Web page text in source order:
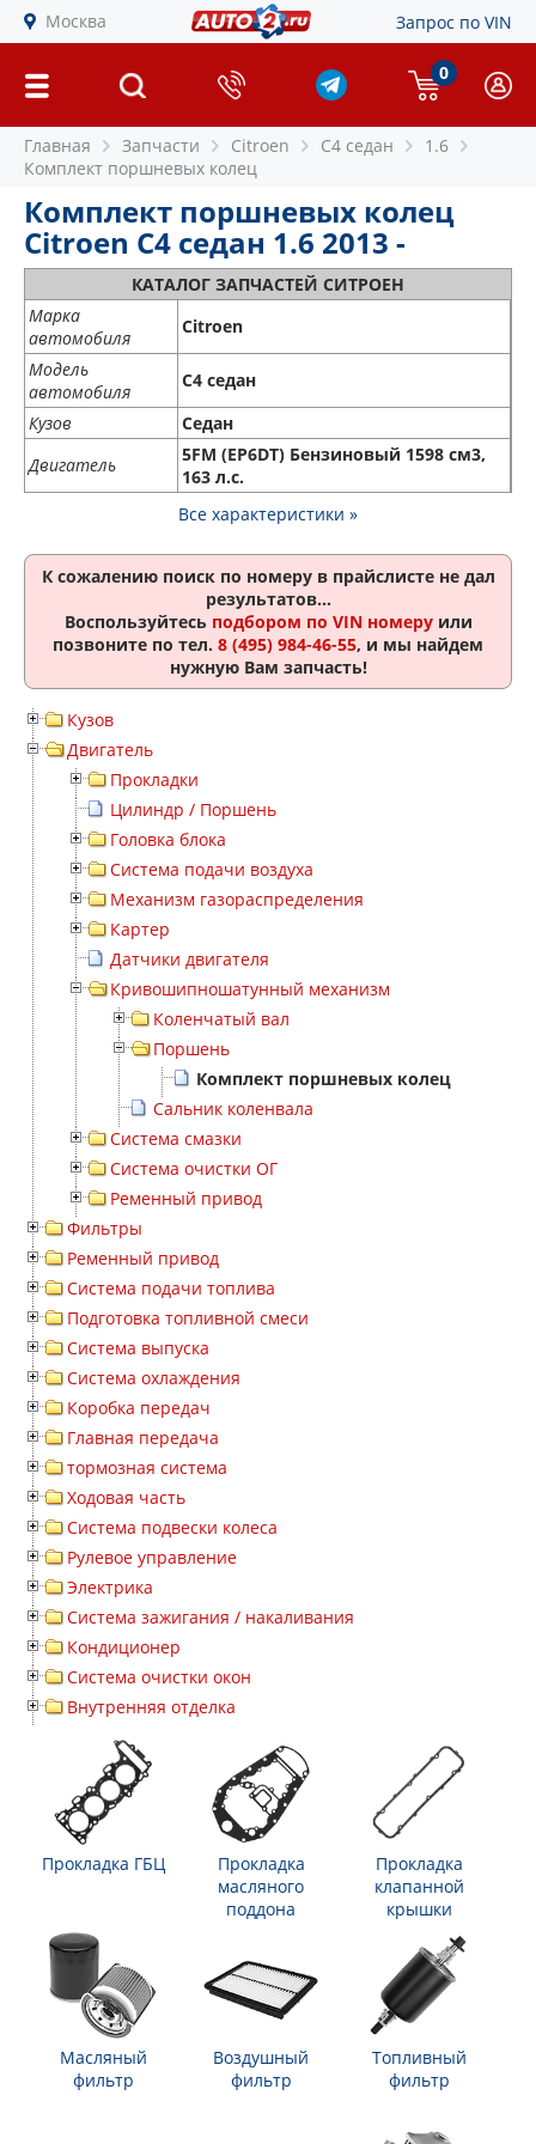
Москва Запрос по VIN
0
Главная Запчасти Citroen C4 седан
1.6
Комплект поршневых колец
Комплект поршневых колец
Citroen C4 седан 1.6 2013 -
КАТАЛОГ ЗАПЧАСТЕЙ СИТРОЕН
Марка
автомобиля
Citroen
Модель
автомобиля
C4 седан
Кузов
Седан
Двигатель
5FM (EP6DT) Бензиновый 1598 см3,
163 л.с.
Все характеристики »
К сожалению поиск по номеру в прайслисте не дал
результатов...
Воспользуйтесь подбором по VIN номеруили
позвоните по тел. 8 (495) 984-46-55, и мы найдем
нужную Вам запчасть!
Кузов
Двигатель
Прокладки
Цилиндр / Поршень
Головка блока
Система подачи воздуха
Механизм газораспределения
Картер
Датчики двигателя
Кривошипношатунный механизм
Коленчатый вал
Поршень
Комплект поршневых колец
Сальник коленвала
Система смазки
Система очистки ОГ
Ременный привод
Фильтры
Ременный привод
Система подачи топлива
Подготовка топливной смеси
Система выпуска
Система охлаждения
Коробка передач
Главная передача
тормозная система
Ходовая часть
Система подвески колеса
Рулевое управление
Электрика
Система зажигания / накаливания
Кондиционер
Система очистки окон
Внутренняя отделка
Прокладка ГБЦ
Прокладка
масляного
поддона
Прокладка
клапанной
крышки
Масляный
фильтр
Воздушный
фильтр
Топливный
фильтр